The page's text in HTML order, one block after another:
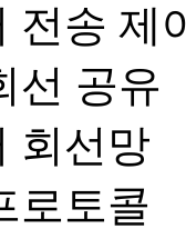
전송 제
선 공유
회선망
로토콜